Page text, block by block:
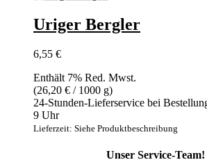
Uriger Bergler
6,55 €
Enthält 7% Red. Mwst.
(26,20 € / 1000 g)
24-Stunden-Lieferservice bei
9 Uhr
Lieferzeit: Siehe Produktbeschreibung
Unser Service-Team!